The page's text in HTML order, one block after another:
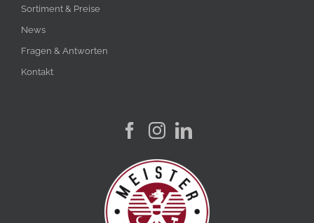
Sortiment & Preise
News
Fragen & Antworten
Kontakt